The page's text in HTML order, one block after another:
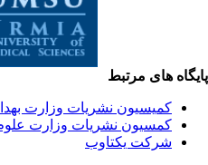
های مرتبط
کمیسیون نشریات وزارت
کمسیون نشریات وزارت علوم
شرکت یکتاوب